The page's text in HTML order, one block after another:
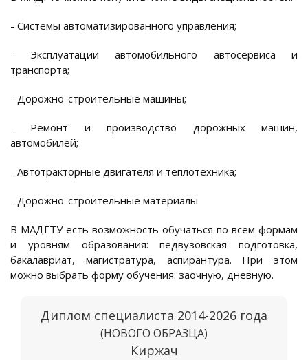
- Системы автоматизированного управления;
- Эксплуатации автомобильного автосервиса и
транспорта;
- Дорожно-строительные машины;
- Ремонт и производство дорожных машин,
автомобилей;
- Автотракторные двигателя и теплотехника;
- Дорожно-строительные материалы
В МАДГТУ есть возможность обучаться по всем формам
и уровням образования: педвузовская подготовка,
бакалавриат, магистратура, аспирантура. При этом
можно выбрать форму обучения: заочную, дневную.
Диплом специалиста 2014-2026 года
(НОВОГО ОБРАЗЦА)
Киржач